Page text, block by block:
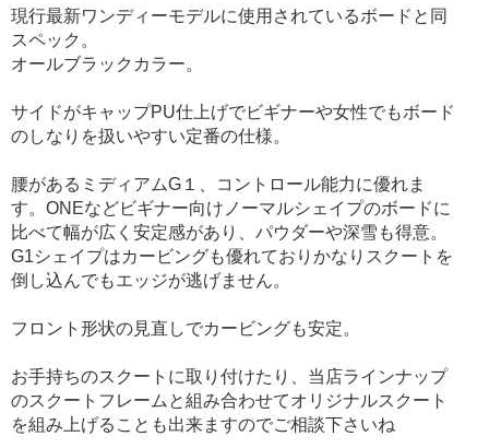
現行最新ワンディーモデルに使用されているボードと同
スペック。
オールブラックカラー。
サイドがキャップPU仕上げでビギナーや女性でもボード
のしなりを扱いやすい定番の仕様。
腰があるミディアムG１、コントロール能力に優れま
す。ONEなどビギナー向けノーマルシェイプのボードに
比べて幅が広く安定感があり、パウダーや深雪も得意。
G1シェイプはカービングも優れておりかなりスクートを
倒し込んでもエッジが逃げません。
フロント形状の見直しでカービングも安定。
お手持ちのスクートに取り付けたり、当店ラインナップ
のスクートフレームと組み合わせてオリジナルスクート
を組み上げることも出来ますのでご相談下さいね